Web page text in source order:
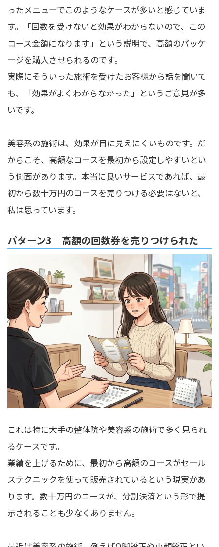
ったメニューでこのようなケースが多いと感じていま
す。「回数を受けないと効果がわからないので、この
コース金額になります」という説明で、高額のパッケ
ージを購入させられるのです。
実際にそういった施術を受けたお客様から話を聞いて
も、「効果がよくわからなかった」というご意見が多
いです。
美容系の施術は、効果が目に見えにくいものです。だ
からこそ、高額なコースを最初から設定しやすいとい
う側面があります。本当に良いサービスであれば、最
初から数十万円のコースを売りつける必要はないと、
私は思っています。
パターン3｜高額の回数券を売りつけられた
これは特に大手の整体院や美容系の施術で多く見られ
るケースです。
業績を上げるために、最初から高額のコースがセール
ステクニックを使って販売されているという現実があ
ります。数十万円のコースが、分割決済という形で提
示されることも少なくありません。